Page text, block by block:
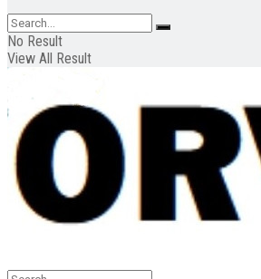
No Result
View All Result